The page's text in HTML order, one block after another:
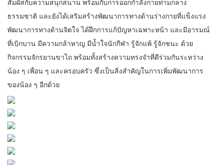
สัมผัสกับความสนุกสนาน พร้อมกับการออกกำลังกายท่ามกลาง
ธรรมชาติ และยังได้เสริมสร้างพัฒนาการทางด้านร่างกายที่แข็งแรง
พัฒนาการทางด้านจิตใจ ได้ฝึกการแก้ปัญหาเฉพาะหน้า และมีอารมณ์
ที่เบิกบาน มีความกล้าหาญ มีน้ำใจนักกีฬา รู้จักแพ้ รู้จักชนะ ด้วย
กิจกรรมจักรยานขาไถ พร้อมทั้งสร้างความทรงจำที่ดีร่วมกันระหว่าง
น้อง ๆ เพื่อน ๆ และครอบครัว ซึ่งเป็นสิ่งสำคัญในการเพิ่มพัฒนาการ
ของน้อง ๆ อีกด้วย